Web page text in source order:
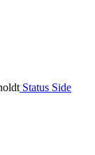
Status Side